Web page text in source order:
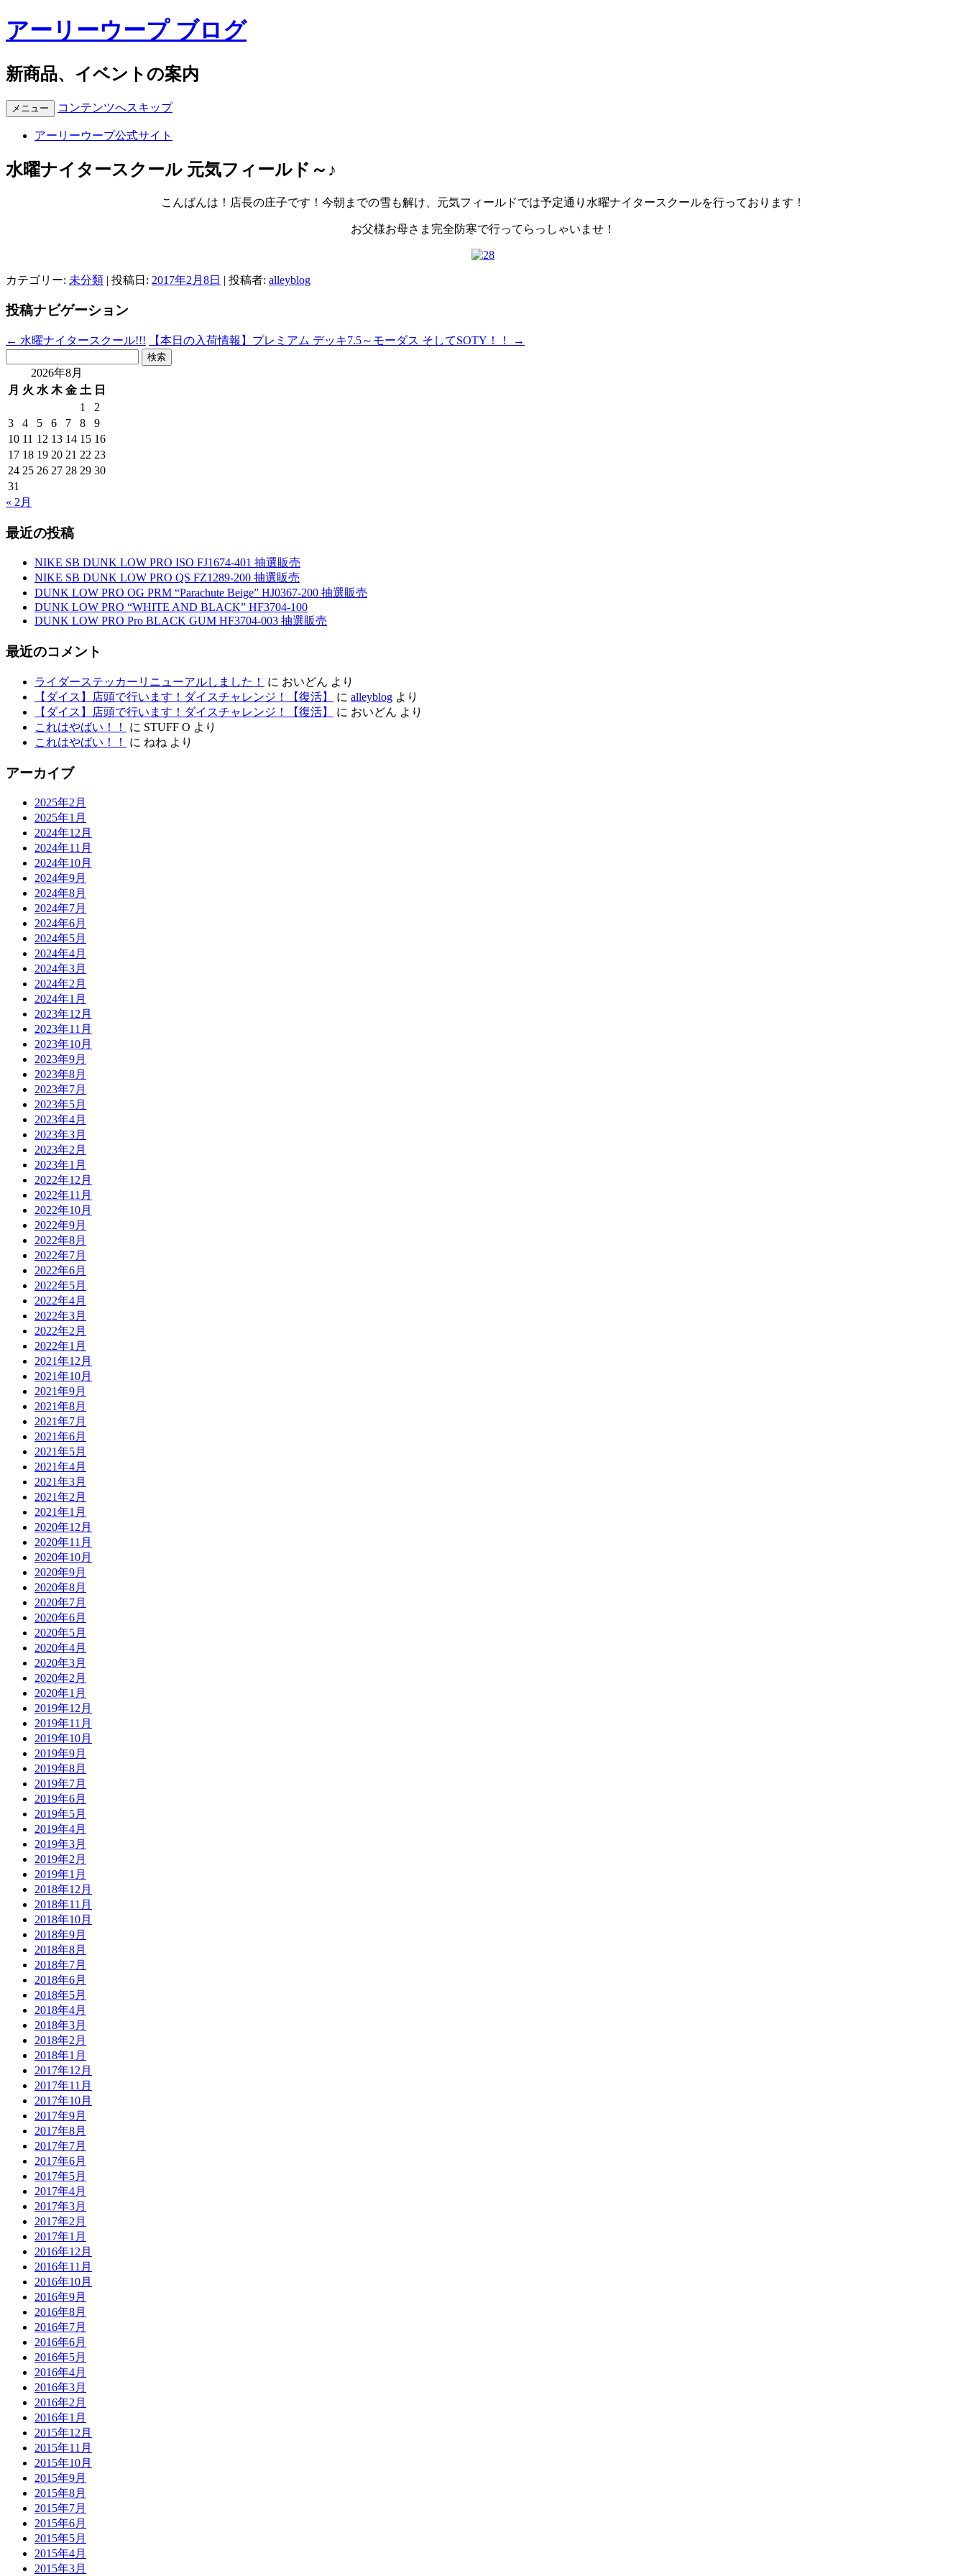
アーリーウープ ブログ
新商品、イベントの案内
メニュー コンテンツへスキップ
アーリーウープ公式サイト
水曜ナイタースクール 元気フィールド～♪
こんばんは！店長の庄子です！今朝までの雪も解け、元気フィールドでは予定通り水曜ナイタースクールを行っております！
お父様お母さま完全防寒で行ってらっしゃいませ！
カテゴリー: 未分類 | 投稿日: 2017年2月8日 | 投稿者: alleyblog
投稿ナビゲーション
← 水曜ナイタースクール!!! 【本日の入荷情報】プレミアム デッキ7.5～モーダス そしてSOTY！！
→
2026年8月
月 火 水 木 金 土 日
1
2
3
4 5 6 7 8
9
10 11 12 13 14 15 16
17 18 19 20 21 22 23
24 25 26 27 28 29 30
31
« 2月
最近の投稿
NIKE SB DUNK LOW PRO ISO FJ1674-401 抽選販売
NIKE SB DUNK LOW PRO QS FZ1289-200 抽選販売
DUNK LOW PRO OG PRM “Parachute Beige” HJ0367-200 抽選販売
DUNK LOW PRO “WHITE AND BLACK” HF3704-100
DUNK LOW PRO Pro BLACK GUM HF3704-003 抽選販売
最近のコメント
ライダーステッカーリニューアルしました！ に おいどん より
【ダイス】店頭で行います！ダイスチャレンジ！【復活】
に alleyblog より
【ダイス】店頭で行います！ダイスチャレンジ！【復活】
に おいどん より
これはやばい！！
に STUFF O より
これはやばい！！
に ねね より
アーカイブ
2025年2月
2025年1月
2024年12月
2024年11月
2024年10月
2024年9月
2024年8月
2024年7月
2024年6月
2024年5月
2024年4月
2024年3月
2024年2月
2024年1月
2023年12月
2023年11月
2023年10月
2023年9月
2023年8月
2023年7月
2023年5月
2023年4月
2023年3月
2023年2月
2023年1月
2022年12月
2022年11月
2022年10月
2022年9月
2022年8月
2022年7月
2022年6月
2022年5月
2022年4月
2022年3月
2022年2月
2022年1月
2021年12月
2021年10月
2021年9月
2021年8月
2021年7月
2021年6月
2021年5月
2021年4月
2021年3月
2021年2月
2021年1月
2020年12月
2020年11月
2020年10月
2020年9月
2020年8月
2020年7月
2020年6月
2020年5月
2020年4月
2020年3月
2020年2月
2020年1月
2019年12月
2019年11月
2019年10月
2019年9月
2019年8月
2019年7月
2019年6月
2019年5月
2019年4月
2019年3月
2019年2月
2019年1月
2018年12月
2018年11月
2018年10月
2018年9月
2018年8月
2018年7月
2018年6月
2018年5月
2018年4月
2018年3月
2018年2月
2018年1月
2017年12月
2017年11月
2017年10月
2017年9月
2017年8月
2017年7月
2017年6月
2017年5月
2017年4月
2017年3月
2017年2月
2017年1月
2016年12月
2016年11月
2016年10月
2016年9月
2016年8月
2016年7月
2016年6月
2016年5月
2016年4月
2016年3月
2016年2月
2016年1月
2015年12月
2015年11月
2015年10月
2015年9月
2015年8月
2015年7月
2015年6月
2015年5月
2015年4月
2015年3月